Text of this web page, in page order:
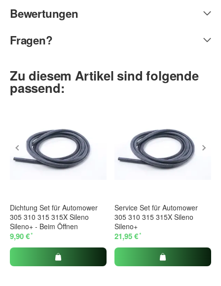
Bewertungen
Fragen?
Zu diesem Artikel sind folgende
passend:
Dichtung Set für Automower
305 310 315 315X Sileno
Sileno+ - Beim Öffnen
9,90 €*
Service Set für Automower
305 310 315 315X Sileno
Sileno+
21,95 €*